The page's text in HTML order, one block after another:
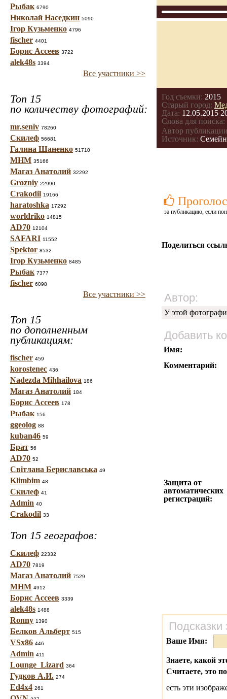
Рыбак 6790
Николай Наседкин 5090
Ігор Кузьменко 4796
fischer 4401
Борис Ассеев 3722
alek48s 3394
Все участники >>
Топ 15
по количеству фотографий:
mr.seniv 78260
Скилеф 56681
Галина Шаненко 51710
МНМ 35166
Магаз Анатолий 32292
Grozniy 22990
Crakodil 19166
haratoshka 17292
worldriko 14815
AD70 12104
SAFARI 11552
Spektor 8532
Ігор Кузьменко 8485
Рыбак 7377
fischer 6098
Все участники >>
Топ 15
по дополненным
публикациям:
fischer 459
korostenec 436
Nadezda Mihhailova 186
Магаз Анатолий 184
Борис Ассеев 178
Рыбак 156
ggeolog 88
kuban46 59
Брат 56
AD70 52
Світлана Бериславська 49
Klimbim 48
Скилеф 41
Admin 40
Crakodil 33
Топ 15 географов:
Скилеф 22332
AD70 7819
Магаз Анатолий 7529
МНМ 4912
Борис Ассеев 3339
alek48s 1488
Ronny 1390
Белков Альберт 515
VSx86 446
Admin 411
Lounge_Lizard 364
Гудков А.И. 274
Ed4x4 261
Год съемки: 2015
Старый город:
Дата: 12.05.2015
Слова для поиска:
Автор
Источник:
за публикацию, если
Поделиться
Автор:
У этой
Добавить
Имя:
Комментарий:
Защита от
автоматических
регистраций:
Подсказки
Ваше Имя:
Знаете, какой
Считаете, это
есть эти